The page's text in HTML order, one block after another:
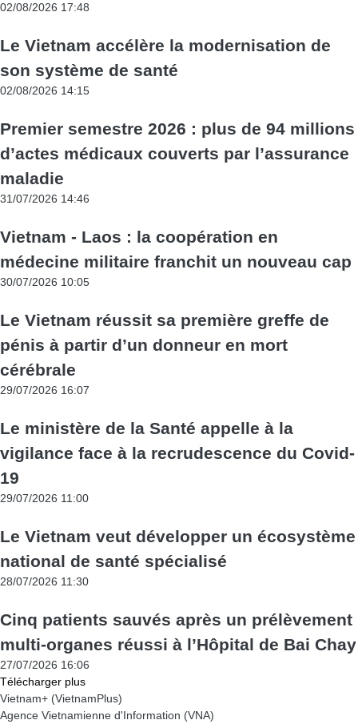
02/08/2026 17:48
Le Vietnam accélère la modernisation de
son système de santé
02/08/2026 14:15
Premier semestre 2026 : plus de 94 millions
d’actes médicaux couverts par l’assurance
maladie
31/07/2026 14:46
Vietnam - Laos : la coopération en
médecine militaire franchit un nouveau cap
30/07/2026 10:05
Le Vietnam réussit sa première greffe de
pénis à partir d’un donneur en mort
cérébrale
29/07/2026 16:07
Le ministère de la Santé appelle à la
vigilance face à la recrudescence du Covid-
19
29/07/2026 11:00
Le Vietnam veut développer un écosystème
national de santé spécialisé
28/07/2026 11:30
Cinq patients sauvés après un prélèvement
multi-organes réussi à l’Hôpital de Bai Chay
27/07/2026 16:06
Télécharger plus
Vietnam+ (VietnamPlus)
Agence Vietnamienne d'Information (VNA)